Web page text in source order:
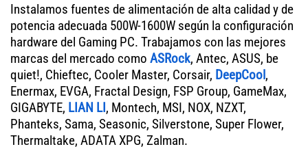
Instalamos fuentes de alimentación de alta calidad y de
potencia adecuada 500W-1600W según la configuración
hardware del Gaming PC. Trabajamos con las mejores
marcas del mercado como ASRock, Antec, ASUS, be
quiet!, Chieftec, Cooler Master, Corsair, DeepCool,
Enermax, EVGA, Fractal Design, FSP Group, GameMax,
GIGABYTE, LIAN LI, Montech, MSI, NOX, NZXT,
Phanteks, Sama, Seasonic, Silverstone, Super Flower,
Thermaltake, ADATA XPG, Zalman.